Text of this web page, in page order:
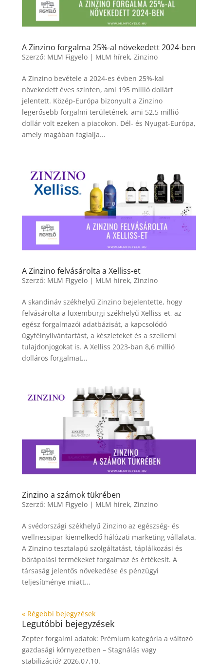
A Zinzino forgalma 25%-al növekedett 2024-ben
Szerző: MLM Figyelo| MLM hírek, Zinzino
A Zinzino bevétele a 2024-es évben 25%-kal
növekedett éves szinten, ami 195 millió dollárt
jelentett. Közép-Európa bizonyult a Zinzino
legerősebb forgalmi területének, ami 52,5 millió
dollár volt ezeken a piacokon. Dél- és Nyugat-Európa,
amely magában foglalja...
A Zinzino felvásárolta a Xelliss-et
Szerző: MLM Figyelo| MLM hírek, Zinzino
A skandináv székhelyű Zinzino bejelentette, hogy
felvásárolta a luxemburgi székhelyű Xelliss-et, az
egész forgalmazói adatbázisát, a kapcsolódó
ügyfélnyilvántartást, a készleteket és a szellemi
tulajdonjogokat is. A Xelliss 2023-ban 8,6 millió
dolláros forgalmat...
Zinzino a számok tükrében
Szerző: MLM Figyelo| MLM hírek, Zinzino
A svédországi székhelyű Zinzino az egészség- és
wellnessipar kiemelkedő hálózati marketing vállalata.
A Zinzino tesztalapú szolgáltatást, táplálkozási és
bőrápolási termékeket forgalmaz és értékesít. A
társaság jelentős növekedése és pénzügyi
teljesítménye miatt...
« Régebbi bejegyzések
Legutóbbi bejegyzések
Zepter forgalmi adatok: Prémium kategória a változó
gazdasági környezetben – Stagnálás vagy
stabilizáció? 2026.07.10.